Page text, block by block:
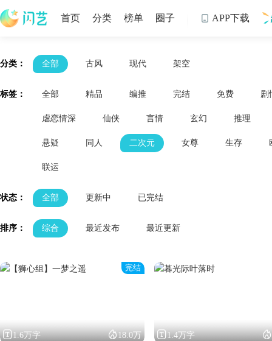
首页 分类 榜单 圈子  APP下载
分类： 全部 古风 现代 架空
标签： 全部 精品 编推 完结 免费 剧
虐恋情深 仙侠 言情 玄幻 推理
悬疑 同人 二次元 女尊 生存
联运
状态： 全部 更新中 已完结
排序： 综合 最近发布 最近更新
完结
1.6万字 18.0万 1.4万字 